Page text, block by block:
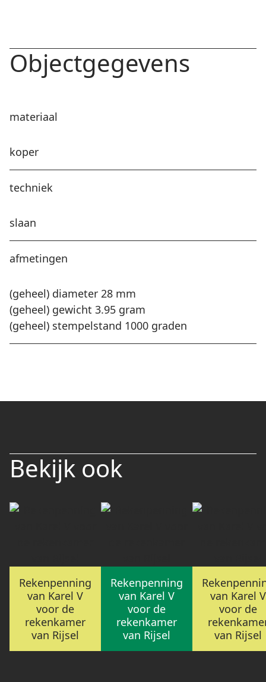
Objectgegevens
materiaal
koper
techniek
slaan
afmetingen
(geheel) diameter 28 mm
(geheel) gewicht 3.95 gram
(geheel) stempelstand 1000 graden
Bekijk ook
Rekenpenning
van Karel V
voor de
rekenkamer
van Rijsel
Rekenpenning
van Karel V
voor de
rekenkamer
van Rijsel
van Karel V
voor de
van Rijsel